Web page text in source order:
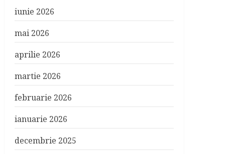
iunie 2026
mai 2026
aprilie 2026
martie 2026
februarie 2026
ianuarie 2026
decembrie 2025